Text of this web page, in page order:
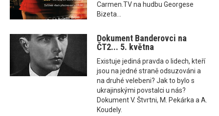
Carmen.TV na hudbu Georgese
Bizeta...
Dokument Banderovci na
ČT2... 5. května
Existuje jediná pravda o lidech, kteří
jsou na jedné straně odsuzováni a
na druhé velebeni? Jak to bylo s
ukrajinskými povstalci u nás?
Dokument V. Štvrtni, M. Pekárka a A.
Koudely.